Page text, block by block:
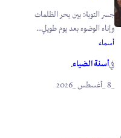
جسر التوبة: بين بحر الظلمات
وإناء الوضوء بعد يوم طويلٍ...
أسماء
فيأسنة الضياء.